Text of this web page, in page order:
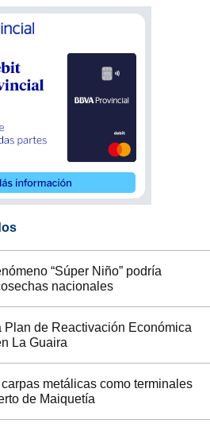
“Súper Niño” podría
nacionales
de Reactivación Económica
La Guaira
metálicas como terminales
de Maiquetía